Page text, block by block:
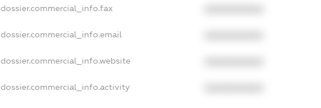
dossier.commercial_info.fax
dossier.commercial_info.email
dossier.commercial_info.website
dossier.commercial_info.activity